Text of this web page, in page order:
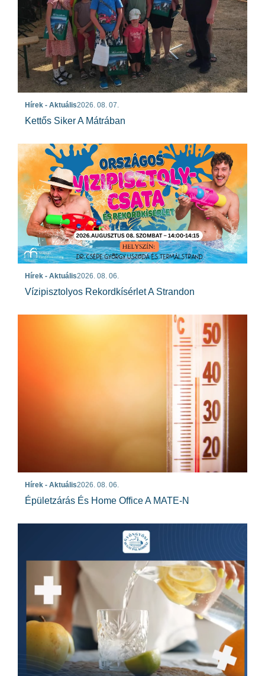
Hírek - Aktuális2026. 08. 07.
Kettős Siker A Mátrában
Hírek - Aktuális2026. 08. 06.
Vízipisztolyos Rekordkísérlet A Strandon
Hírek - Aktuális2026. 08. 06.
Épületzárás És Home Office A MATE-N